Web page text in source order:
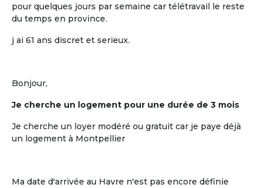
pour quelques jours par semaine car télétravail le reste
du temps en province.
j ai 61 ans discret et serieux.
Bonjour,
Je cherche un logement pour une durée de 3 mois
Je cherche un loyer modéré ou gratuit car je paye déjà
un logement à Montpellier
Ma date d'arrivée au Havre n'est pas encore définie